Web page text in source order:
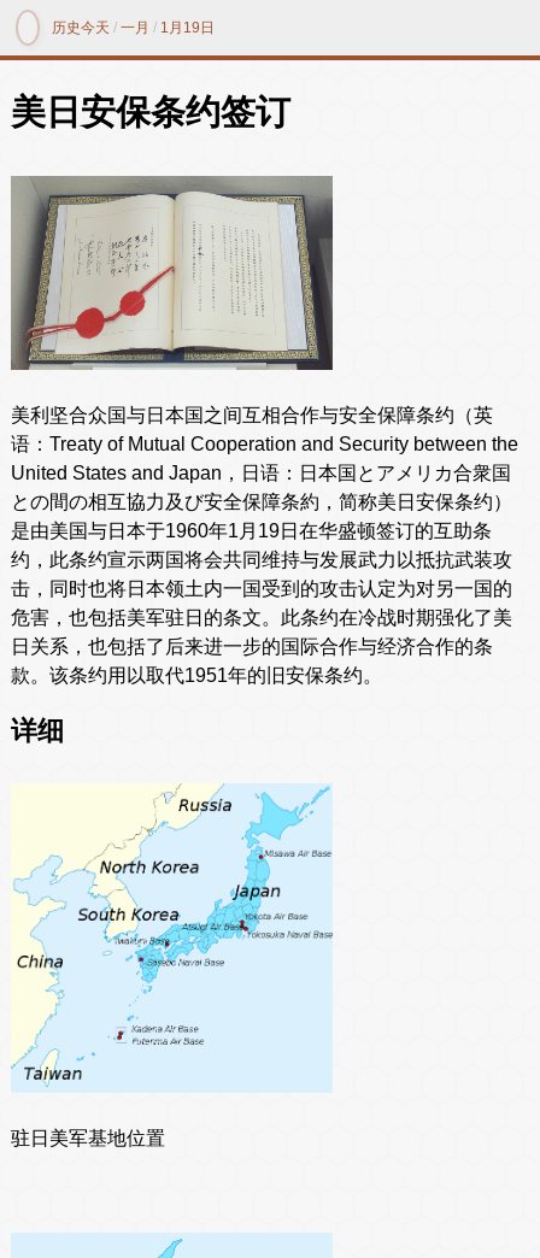
历史今天 /一月 / 1月19日
美日安保条约签订
美利坚合众国与日本国之间互相合作与安全保障条约（英
语：Treaty of Mutual Cooperation and Security between the
United States and Japan，日语：日本国とアメリカ合衆国
との間の相互協力及び安全保障条約，简称美日安保条约）
是由美国与日本于1960年1月19日在华盛顿签订的互助条
约，此条约宣示两国将会共同维持与发展武力以抵抗武装攻
击，同时也将日本领土内一国受到的攻击认定为对另一国的
危害，也包括美军驻日的条文。此条约在冷战时期强化了美
日关系，也包括了后来进一步的国际合作与经济合作的条
款。该条约用以取代1951年的旧安保条约。
详细
驻日美军基地位置